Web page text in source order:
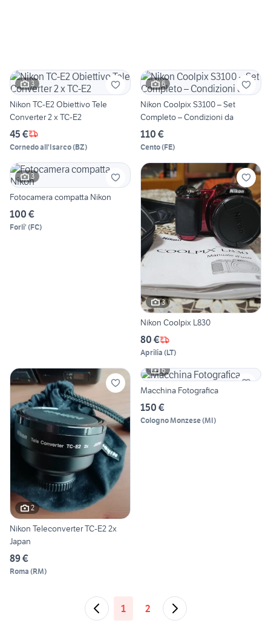
3
Nikon TC-E2 Obiettivo Tele
Converter 2 x TC-E2
45 €
Cornedo all'Isarco(BZ)
6
Nikon Coolpix S3100 – Set
Completo – Condizioni da
110 €
Cento(FE)
3
Fotocamera compatta Nikon
100 €
Forli' (FC)
3
Nikon Coolpix L830
80 €
Aprilia (LT)
2
Nikon Teleconverter TC-E2 2x
Japan
89 €
Roma (RM)
6
Macchina Fotografica
150 €
Cologno Monzese(MI)
1 2